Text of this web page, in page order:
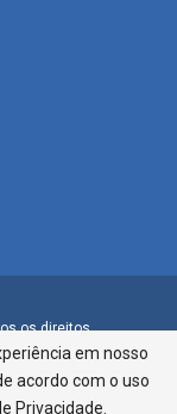
os direitos
São José |
- CI Centro de
em nosso
acordo com o uso
Privacidade.